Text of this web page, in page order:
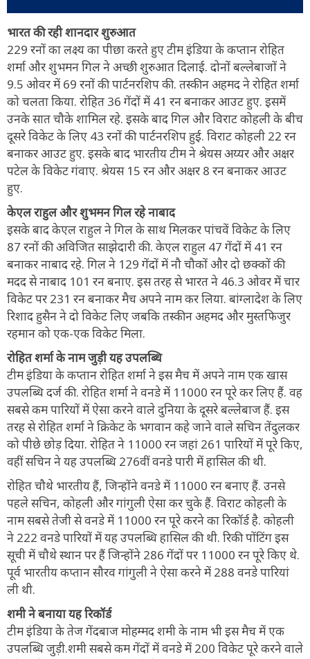
भारत की रही शानदार शुरुआत
229 रनों का लक्ष्य का पीछा करते हुए टीम इंडिया के कप्तान रोहित
शर्मा और शुभमन गिल ने अच्छी शुरुआत दिलाई. दोनों बल्लेबाजों ने
9.5 ओवर में 69 रनों की पार्टनरशिप की. तस्कीन अहमद ने रोहित शर्मा
को चलता किया. रोहित 36 गेंदों में 41 रन बनाकर आउट हुए. इसमें
उनके सात चौके शामिल रहे. इसके बाद गिल और विराट कोहली के बीच
दूसरे विकेट के लिए 43 रनों की पार्टनरशिप हुई. विराट कोहली 22 रन
बनाकर आउट हुए. इसके बाद भारतीय टीम ने श्रेयस अय्यर और अक्षर
पटेल के विकेट गंवाए. श्रेयस 15 रन और अक्षर 8 रन बनाकर आउट
हुए.
केएल राहुल और शुभमन गिल रहे नाबाद
इसके बाद केएल राहुल ने गिल के साथ मिलकर पांचवें विकेट के लिए
87 रनों की अविजित साझेदारी की. केएल राहुल 47 गेंदों में 41 रन
बनाकर नाबाद रहे. गिल ने 129 गेंदों में नौ चौकों और दो छक्कों की
मदद से नाबाद 101 रन बनाए. इस तरह से भारत ने 46.3 ओवर में चार
विकेट पर 231 रन बनाकर मैच अपने नाम कर लिया. बांग्लादेश के लिए
रिशाद हुसैन ने दो विकेट लिए जबकि तस्कीन अहमद और मुस्तफिजुर
रहमान को एक-एक विकेट मिला.
रोहित शर्मा के नाम जुड़ी यह उपलब्धि
टीम इंडिया के कप्तान रोहित शर्मा ने इस मैच में अपने नाम एक खास
उपलब्धि दर्ज की. रोहित शर्मा ने वनडे में 11000 रन पूरे कर लिए हैं. वह
सबसे कम पारियों में ऐसा करने वाले दुनिया के दूसरे बल्लेबाज हैं. इस
तरह से रोहित शर्मा ने क्रिकेट के भगवान कहे जाने वाले सचिन तेंदुलकर
को पीछे छोड़ दिया. रोहित ने 11000 रन जहां 261 पारियों में पूरे किए,
वहीं सचिन ने यह उपलब्धि 276वीं वनडे पारी में हासिल की थी.
रोहित चौथे भारतीय हैं, जिन्होंने वनडे में 11000 रन बनाए हैं. उनसे
पहले सचिन, कोहली और गांगुली ऐसा कर चुके हैं. विराट कोहली के
नाम सबसे तेजी से वनडे में 11000 रन पूरे करने का रिकॉर्ड है. कोहली
ने 222 वनडे पारियों में यह उपलब्धि हासिल की थी. रिकी पोंटिंग इस
सूची में चौथे स्थान पर हैं जिन्होंने 286 गेंदों पर 11000 रन पूरे किए थे.
पूर्व भारतीय कप्तान सौरव गांगुली ने ऐसा करने में 288 वनडे पारियां
ली थी.
शमी ने बनाया यह रिकॉर्ड
टीम इंडिया के तेज गेंदबाज मोहम्मद शमी के नाम भी इस मैच में एक
उपलब्धि जुड़ी.शमी सबसे कम गेंदों में वनडे में 200 विकेट पूरे करने वाले